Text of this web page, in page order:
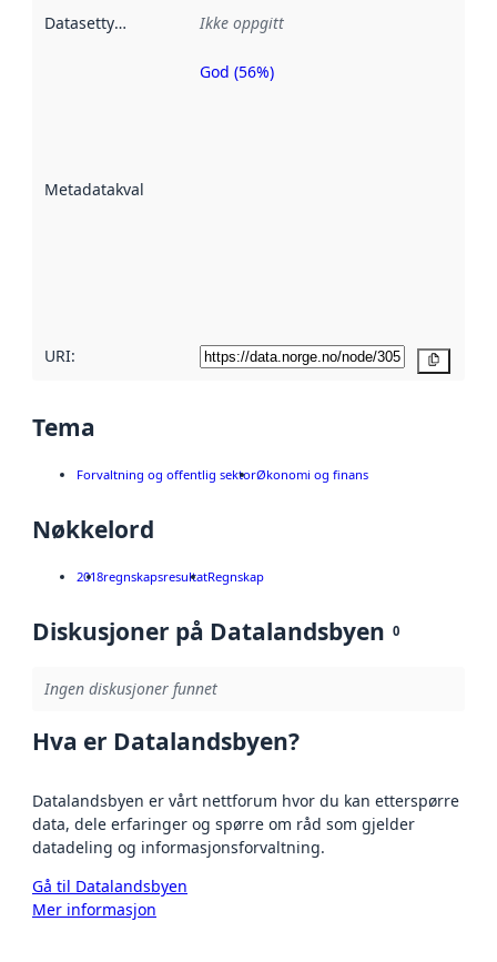
Datasettype Ikke oppgitt
Metadatakvalitet
Metadatakvalitet
God (56%)
URI:
Tema
Forvaltning og offentlig sektorØkonomi og finans
Nøkkelord
2018regnskapsresultatRegnskap
Diskusjoner på Datalandsbyen 0
Ingen diskusjoner funnet
Hva er Datalandsbyen?
Datalandsbyen er vårt nettforum hvor du kan etterspørre
data, dele erfaringer og spørre om råd som gjelder
datadeling og informasjonsforvaltning.
Gå til Datalandsbyen
Mer informasjon